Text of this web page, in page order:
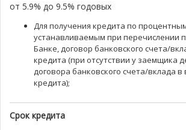
от 5.9% до 9.5% годовых
Для получения кредита по
устанавливаемым при перечислении
Банке, договор банковского счета/
кредита (при отсутствии у заемщика
договора банковского счета/вклада в
кредита);
Срок кредита